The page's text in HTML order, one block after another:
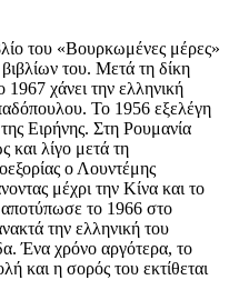
του «Βουρκωμένες μέρες»
του. Μετά τη δίκη
1967 χάνει την ελληνική
Το 1956 εξελέγη
Ειρήνης. Στη Ρουμανία
και λίγο μετά τη
ο Λουντέμης
μέχρι την Κίνα και το
αποτύπωσε το 1966 στο
την ελληνική του
Ένα χρόνο αργότερα, το
και η σορός του εκτίθεται